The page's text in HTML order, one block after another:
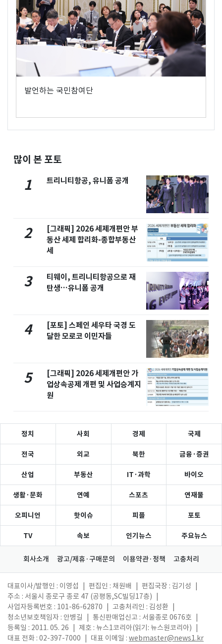
발언하는 국민참여단
많이 본 포토
1 트리니티항공, 유니폼 공개
2
[그래픽] 2026 세제개편안 부
동산 세제 합리화-종합부동산
세
3
티웨이, 트리니티항공으로 재
탄생…유니폼 공개
4
[포토] 스페인 세우타 국경 도
달한 모로코 이민자들
5
[그래픽] 2026 세제개편안 가
업상속공제 개편 및 사업승계지
원
정치 사회 경제 국제
전국 외교 북한 금융·증권
산업 부동산 IT·과학 바이오
생활·문화 연예 스포츠 연재물
오피니언 핫이슈 피플 포토
TV 속보 인기뉴스 주요뉴스
회사소개 광고/제휴·구매문의 이용약관·정책 고충처리
대표이사/발행인 : 이영섭 편집인 : 채원배 편집국장 : 김기성
주소 : 서울시 종로구 종로 47 (공평동,SC빌딩17층)
사업자등록번호 : 101-86-62870
고충처리인 : 김성환
청소년보호책임자 : 안병길
통신판매업신고 : 서울종로 0676호
등록일 : 2011. 05. 26
제호 : 뉴스1코리아(읽기: 뉴스원코리아)
대표 전화 : 02-397-7000
대표 이메일 : webmaster@news1.kr